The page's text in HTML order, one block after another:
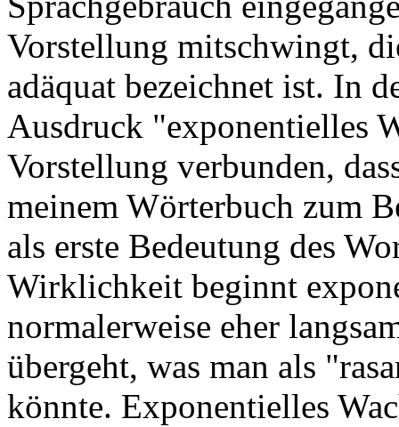
Vorstellung mitschwingt,
adäquat bezeichnet ist. In
Ausdruck "exponentielles
Vorstellung verbunden,
meinem Wörterbuch zum
als erste Bedeutung des
Wirklichkeit beginnt
normalerweise eher
übergeht, was man als
könnte. Exponentielles